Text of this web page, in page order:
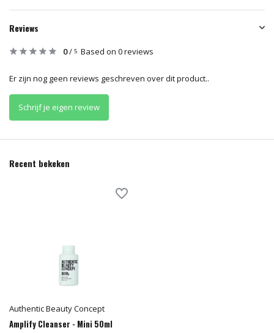
Reviews
0/ 5 Based on 0 reviews
Er zijn nog geen reviews geschreven over dit product..
Schrijf je eigen review
Recent bekeken
Authentic Beauty Concept
Amplify Cleanser - Mini 50ml